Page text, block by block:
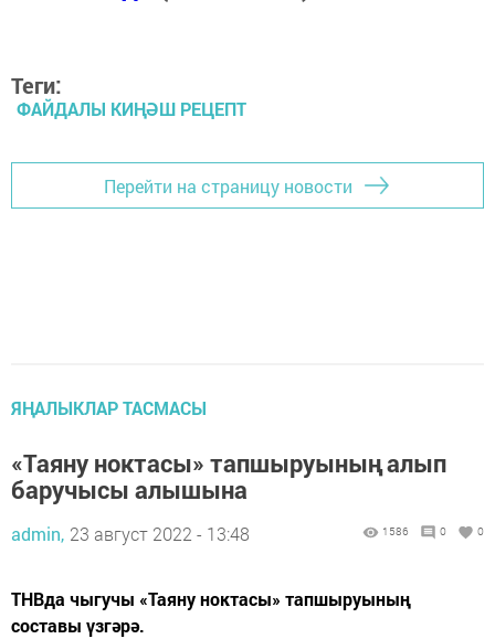
Теги:
ФАЙДАЛЫ КИҢӘШ РЕЦЕПТ
Перейти на страницу новости
ЯҢАЛЫКЛАР ТАСМАСЫ
«Таяну ноктасы» тапшыруының алып
баручысы алышына
admin, 23 август 2022 - 13:48 1586 0 0
ТНВда чыгучы «Таяну ноктасы» тапшыруының
составы үзгәрә.